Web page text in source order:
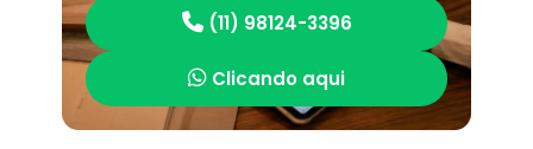
(11) 98124-3396
Clicando aqui